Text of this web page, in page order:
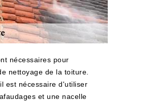
nécessaires pour
nettoyage de la toiture.
est nécessaire d'utiliser
et une nacelle